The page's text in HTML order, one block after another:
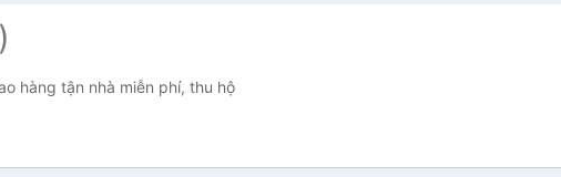
hàng tận nhà miễn phí, thu hộ